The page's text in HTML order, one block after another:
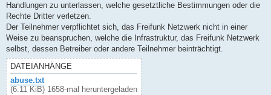
Handlungen zu unterlassen, welche gesetztliche Bestimmungen oder die
Rechte Dritter verletzen.
Der Teilnehmer verpflichtet sich, das Freifunk Netzwerk nicht in einer
Weise zu beanspruchen, welche die Infrastruktur, das Freifunk Netzwerk
selbst, dessen Betreiber oder andere Teilnehmer beinträchtigt.
DATEIANHÄNGE
abuse.txt
(6.11 KiB) 1658-mal heruntergeladen